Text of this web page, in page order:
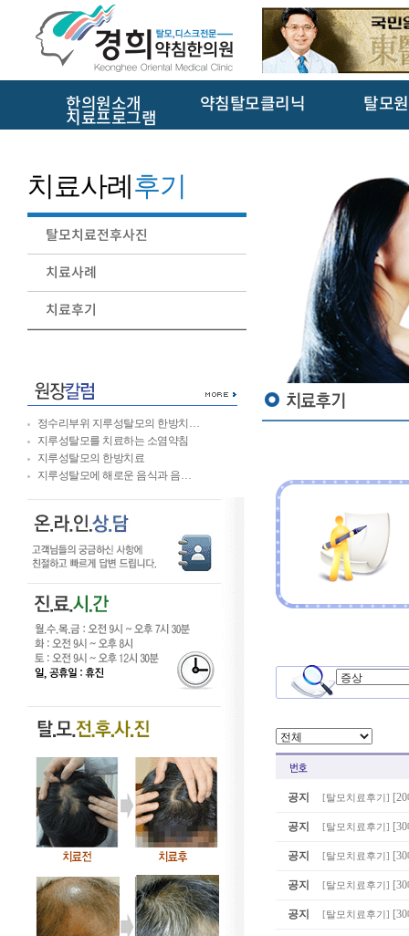
한의원소개 약침탈모클리닉 탈모
치료프로그램
치료사례후기
탈모치료전후사진
치료사례
치료후기
정수리부위 지루성탈모의 한방치…
지루성탈모를 치료하는 소염약침
지루성탈모의 한방치료
지루성탈모에 해로운 음식과 음…
공지 [탈모치료후기 ]
공지 [탈모치료후기 ]
공지 [탈모치료후기 ]
공지 [탈모치료후기 ]
공지 [탈모치료후기 ]